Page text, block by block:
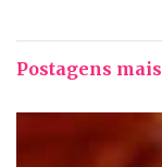
Postagens